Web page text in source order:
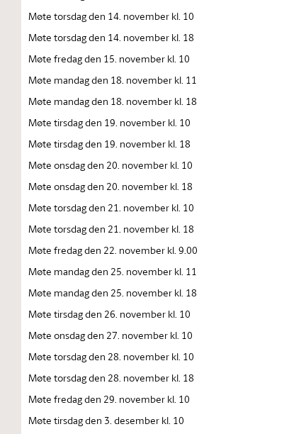
Møte torsdag den 14. november kl. 10
Møte torsdag den 14. november kl. 18
Møte fredag den 15. november kl. 10
Møte mandag den 18. november kl. 11
Møte mandag den 18. november kl. 18
Møte tirsdag den 19. november kl. 10
Møte tirsdag den 19. november kl. 18
Møte onsdag den 20. november kl. 10
Møte onsdag den 20. november kl. 18
Møte torsdag den 21. november kl. 10
Møte torsdag den 21. november kl. 18
Møte fredag den 22. november kl. 9.00
Møte mandag den 25. november kl. 11
Møte mandag den 25. november kl. 18
Møte tirsdag den 26. november kl. 10
Møte onsdag den 27. november kl. 10
Møte torsdag den 28. november kl. 10
Møte torsdag den 28. november kl. 18
Møte fredag den 29. november kl. 10
Møte tirsdag den 3. desember kl. 10